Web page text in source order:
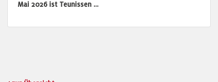
Mai 2026 ist Teunissen …